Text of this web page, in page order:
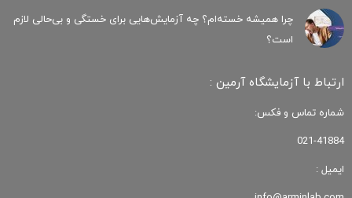
چرا همیشه خسته‌ام؟ چه آزمایش‌هایی برای خستگی و بی‌حالی لازم
است؟
ارتباط با آزمایشگاه آرمین :
شماره تماس و فکس:
021-41884
ایمیل :